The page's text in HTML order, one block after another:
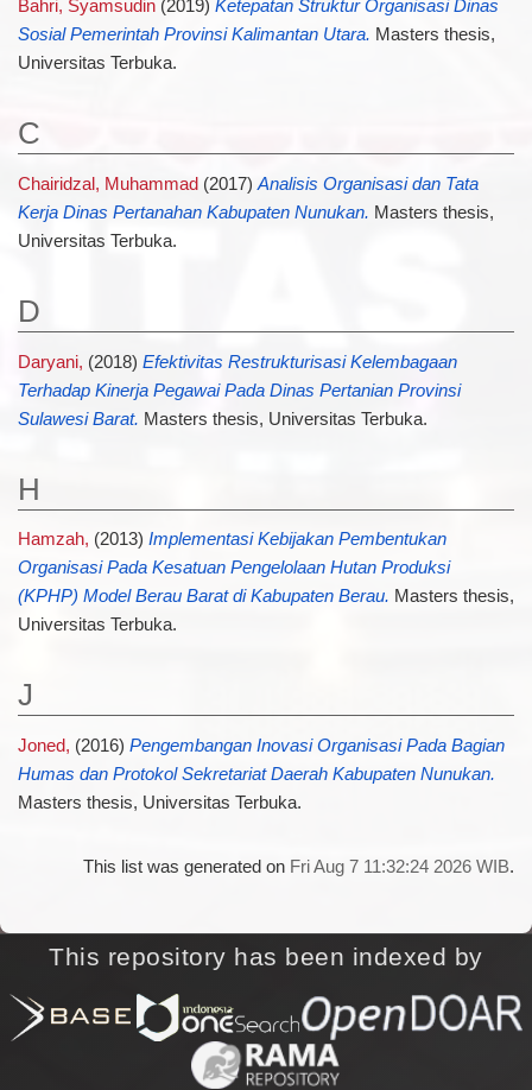
Bahri, Syamsudin(2019) Ketepatan Struktur Organisasi Dinas
Sosial Pemerintah Provinsi Kalimantan Utara. Masters thesis,
Universitas Terbuka.
C
Chairidzal, Muhammad (2017) Analisis Organisasi dan Tata
Kerja Dinas Pertanahan Kabupaten Nunukan. Masters thesis,
Universitas Terbuka.
D
Daryani, (2018) Efektivitas Restrukturisasi Kelembagaan
Terhadap Kinerja Pegawai Pada Dinas Pertanian Provinsi
Sulawesi Barat. Masters thesis, Universitas Terbuka.
H
Hamzah, (2013) Implementasi Kebijakan Pembentukan
Organisasi Pada Kesatuan Pengelolaan Hutan Produksi
(KPHP) Model Berau Barat di Kabupaten Berau. Masters thesis,
Universitas Terbuka.
J
Joned, (2016) Pengembangan Inovasi Organisasi Pada Bagian
Humas dan Protokol Sekretariat Daerah Kabupaten Nunukan.
Masters thesis, Universitas Terbuka.
This list was generated on Fri Aug 7 11:32:24 2026 WIB.
This repository has been indexed by